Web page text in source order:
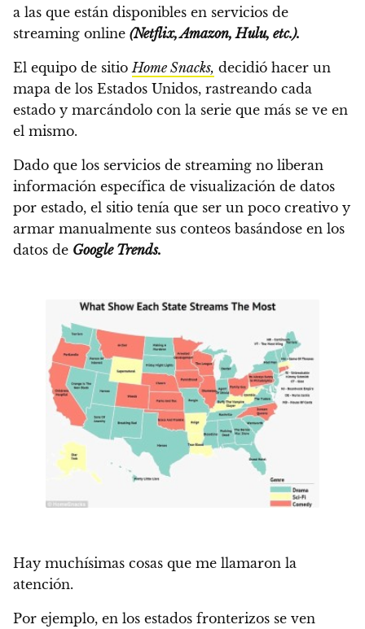
a las que están disponibles en servicios de
streaming online (Netflix, Amazon, Hulu, etc.).
El equipo de sitio Home Snacks, decidió hacer un
mapa de los Estados Unidos, rastreando cada
estado y marcándolo con la serie que más se ve en
el mismo.
Dado que los servicios de streaming no liberan
información específica de visualización de datos
por estado, el sitio tenía que ser un poco creativo y
armar manualmente sus conteos basándose en los
datos de Google Trends.
Hay muchísimas cosas que me llamaron la
atención.
Por ejemplo, en los estados fronterizos se ven